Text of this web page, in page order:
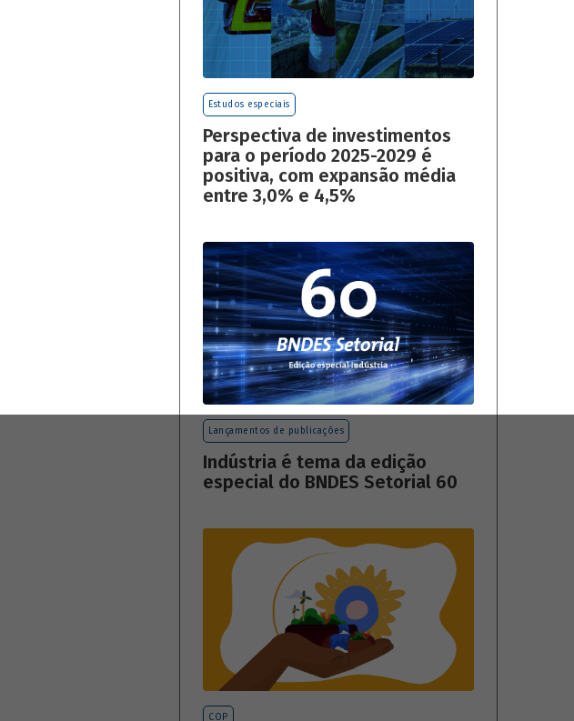
Estudos especiais
Perspectiva de investimentos
para o período 2025-2029 é
positiva, com expansão média
entre 3,0% e 4,5%
Lançamentos de publicações
Indústria é tema da edição
especial do BNDES Setorial 60
COP